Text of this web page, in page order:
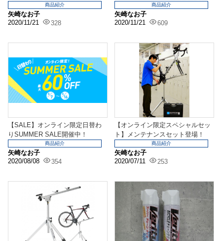
矢崎なお子
2020/11/21
328
商品紹介
ムセールも！
矢崎なお子
2020/11/21
609
商品紹介
【SALE】オンライン限定日替わ
りSUMMER SALE開催中！
矢崎なお子
2020/08/08
354
商品紹介
【オンライン限定スペシャルセッ
ト】メンテナンスセット登場！
矢崎なお子
2020/07/11
253
商品紹介